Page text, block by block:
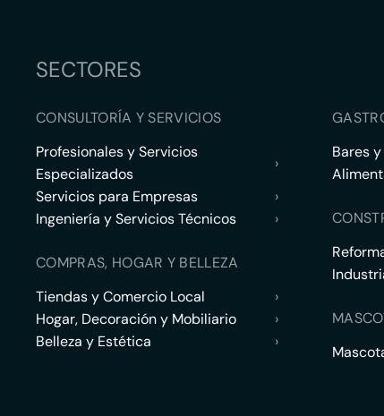
SECTORES
CONSULTORÍA Y SERVICIOS
Profesionales y Servicios
Especializados
›
Servicios para Empresas
›
Ingeniería y Servicios Técnicos
›
COMPRAS, HOGAR Y BELLEZA
Tiendas y Comercio Local
›
Hogar, Decoración y Mobiliario
›
Belleza y Estética
›
Bares